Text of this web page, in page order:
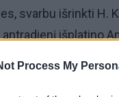
Process My
svarbu išrinkti H.
antradienį išplatino
valstybės vadovu